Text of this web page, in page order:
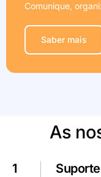
Comunique,
Saber mais
As
1